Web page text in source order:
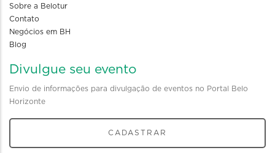
Sobre a Belotur
Contato
Negócios em BH
Blog
Divulgue seu evento
Envio de informações para divulgação de eventos no Portal Belo
Horizonte
CADASTRAR